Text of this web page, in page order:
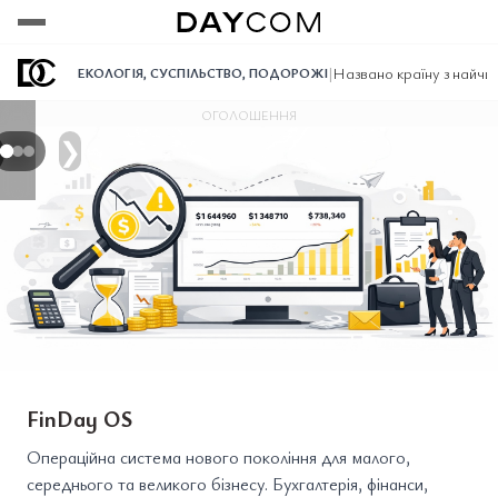
ЕКОЛОГІЯ, СУСПІЛЬСТВО, ПОДОРОЖІ|Названо країну з
❯
ОГОЛОШЕННЯ
FinDay OS
Операційна система нового покоління для малого,
середнього та великого бізнесу. Бухгалтерія, фінанси,